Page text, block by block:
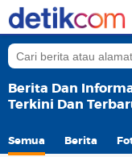
Berita Dan
Terkini Dan
Semua Berita